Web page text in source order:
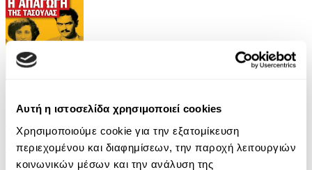
Αυτή η ιστοσελίδα χρησιμοποιεί cookies
Χρησιμοποιούμε cookie για την εξατομίκευση
περιεχομένου και διαφημίσεων, την παροχή λειτουργιών
κοινωνικών μέσων και την ανάλυση της
Τάσος Κοντογιαννίδης